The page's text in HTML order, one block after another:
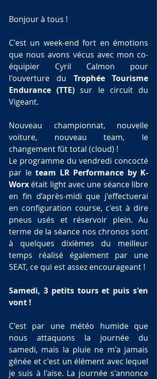
Bonjour à tous !
C'est un week-end fort en émotions
que nous avons vécus avec mon co-
équipier Cyril Calmon pour
l'ouverture du Trophée Tourisme
Endurance (TTE) sur le circuit du
Vigeant.
Nouveau championnat, nouvelle
voiture, nouveau team, le
changement fût total (cloud) !
Le programme du vendredi concocté
par le team LR Performance by K-
Worx était light avec une séance libre
en fin d’après-midi que j'effectuerai
en configuration course, c'est à dire
pneus usés et réservoir plein. Au
terme de la séance nos chronos sont
à quelques dixièmes du meilleur
temps réalisé également par une
SEAT, ce qui est assez encourageant !
Samedi, 3 petits tours et puis s'en
vont !
C'est par une météo humide que
nous attaquons la journée du
samedi, mais la pluie ne m'a jamais
gênée et c'est un élément avec lequel
je suis à l'aise. La journée s'annonce